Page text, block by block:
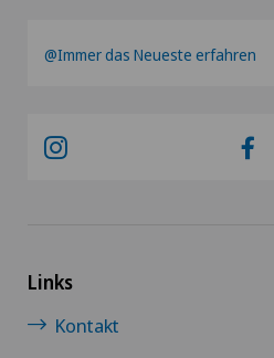
@Immer das Neueste erfahren
Links
Kontakt